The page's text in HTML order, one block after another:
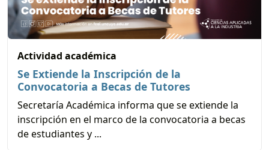
Actividad académica
Se Extiende la Inscripción de la
Convocatoria a Becas de Tutores
Secretaría Académica informa que se extiende la
inscripción en el marco de la convocatoria a becas
de estudiantes y ...